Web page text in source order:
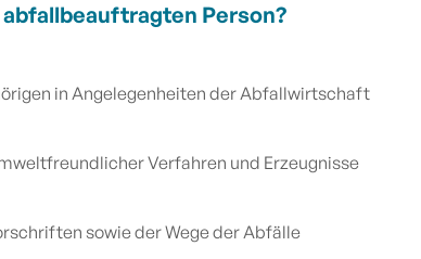
Person?
in Angelegenheiten der Abfallwirtschaft
Verfahren und Erzeugnisse
sowie der Wege der Abfälle